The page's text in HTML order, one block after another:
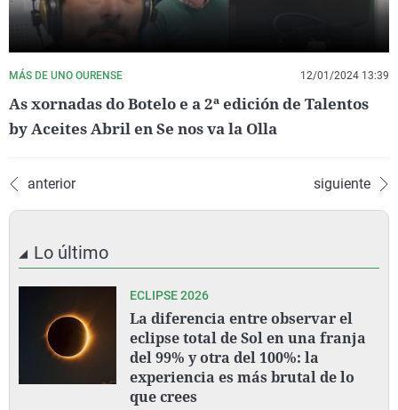
MÁS DE UNO OURENSE 12/01/2024 13:39
As xornadas do Botelo e a 2ª edición de Talentos
by Aceites Abril en Se nos va la Olla
anterior siguiente
Lo último
ECLIPSE 2026
La diferencia entre observar el
eclipse total de Sol en una franja
del 99% y otra del 100%: la
experiencia es más brutal de lo
que crees